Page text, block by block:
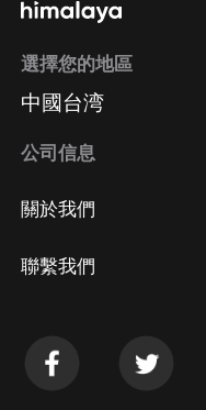
選擇您的地區
中國台湾
公司信息
關於我們
聯繫我們